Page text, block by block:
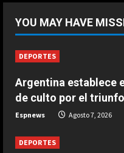
Riqui
Agosto
de
YOU MAY HAVE
DEPORTES
Argentina establece
de culto por el
Espnews Agosto 7, 2026
DEPORTES